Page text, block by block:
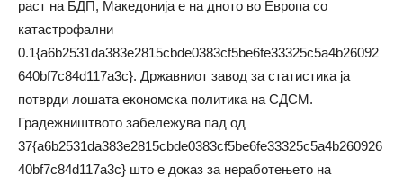
раст на БДП, Македонија е на дното во Европа со
катастрофални
0.1{a6b2531da383e2815cbde0383cf5be6fe33325c5a4b26092
640bf7c84d117a3c}. Државниот завод за статистика ја
потврди лошата економска политика на СДСМ.
Градежништвото забележува пад од
37{a6b2531da383e2815cbde0383cf5be6fe33325c5a4b260926
40bf7c84d117a3c} што е доказ за неработењето на